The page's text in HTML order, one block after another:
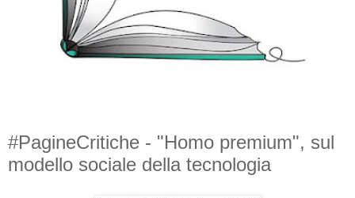
#PagineCritiche - "Homo premium", sul
modello sociale della tecnologia